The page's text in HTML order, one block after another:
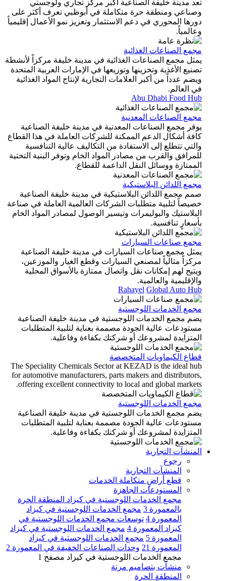
تعد مدينة خليفة الصناعية أكبر مركز تجاري ولوجستي
وصناعي ومنطقة حرة متكاملة في أبوظبي تعرف أكثر على
دورها المحوري في دعم الاستثمار وتعزيز نمو الأعمال إقليمياً
وعالمياً.
مجمع الصناعات الغذائية
يمثل مجمع الصناعات الغذائية في مدينة خليفة مركزاً لأنشطة
تصنيع الأغذية وتخزينها وتوزيعها في الإمارات العربية المتحدة
ويضم عدداً من أكبر العلامات التجارية لإنتاج المواد الغذائية
في العالم.
Abu Dhabi Food Hub
مجمع الصناعات المعدنية
يوفر مجمع الصناعات المعدنية في مدينة خليفة الصناعية
كافة أشكال الدعم الممكنة للشركات العاملة في هذا القطاع
والتي تتطلع إلى الاستفادة من التكاليف عالية التنافسية
للمرافق والقرب من مصادر المواد الخام وتوفر البنية التحتية
الممتازة ووسائل النقل الداعمة للقطاع.
مجمع اللدائن البلاستيكية
صمم مجمع اللدائن البلاستيكية في مدينة خليفة الصناعية
خصيصاً لتلبية متطلبات الشركات العالمية العاملة في صناعة
البلاستيك والبوليمرات وتيسير الوصول لمصادر المواد الخام
بأسعارٍ تنافسية.
مجمع صناعات السيارات
يمثل مجمع صناعات السيارات في مدينة خليفة الصناعية
مركزاً مثالياً لمصنعي السيارات وقطع الغيار والموزعين،
ويتيح لهم إمكانات نقل واتصال ممتازة بالأسواق المحلية
والإقليمية والعالمية.
Rahayel Global Auto Hub
مجمع الخدمات اللوجستية
يضم مجمع الخدمات اللوجستية في مدينة خليفة الصناعية
مستودعات عالية الجودة مصممة بعناية لتلبية المتطلبات
المتزايدة لمشروعك أو شركتك بكفاءة وفاعلية.
قطاع الكيماويات المتخصصة
The Speciality Chemicals Sector at KEZAD is the ideal hub
for automotive manufacturers, parts makers and distributors,
offering excellent connectivity to local and global markets.
مجمع الخدمات اللوجستية
يضم مجمع الخدمات اللوجستية في مدينة خليفة الصناعية
مستودعات عالية الجودة مصممة بعناية لتلبية المتطلبات
المتزايدة لمشروعك أو شركتك بكفاءة وفاعلية.
المنشآت التجارية
رجوع
المنشآت التجارية
قطع أراضٍ متكاملة الخدمات
المستودعات الجاهزة
مجمع الخدمات اللوجستية في كيزاد المنطقة الحرة
بالمعمورة 3
مجمع الخدمات اللوجستية في كيزاد
المعمورة 4
توسعات مجمع الخدمات اللوجستية في
كيزاد المعمورة 4
مجمع الخدمات اللوجستية في كيزاد
المعمورة 5
مجمع الخدمات اللوجستية في كيزاد
المعمورة 21
وحدات الصناعات الخفيفة في المعمورة 2
مجمع الخدمات اللوجستية في كيزاد مصفح 1
منشآت بتصاميم مرنة
المنطقة الحرة